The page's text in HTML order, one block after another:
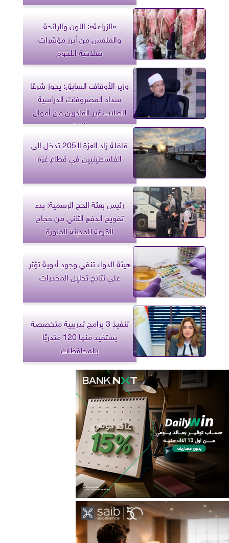
«الزراعة»: اللون والرائحة
والملمس من أبرز مؤشرات
صلاحية اللحوم
وزير الأوقاف السابق: يجوز شرعًا
سداد المصروفات الدراسية
للطلاب غير القادرين من أموال
الزكاة
قافلة زاد العزة الـ205 تدخل إلى
الفلسطينيين في قطاع غزة
رئيس بعثة الحج الرسمية: بدء
تفويج الدفع الثاني من حجاج
القرعة للمدينة المنورة
هيئة الدواء تنفي وجود أدوية تؤثر
علي نتائج تحليل المخدرات
تنفيذ 3 برامج تدريبية متخصصة
يستفيد منها 120 متدربًا
بالمحافظات